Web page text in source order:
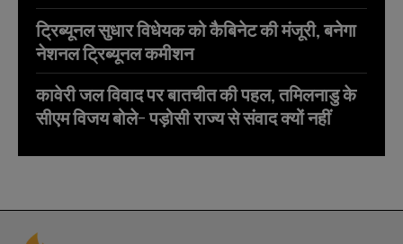
ट्रिब्यूनल सुधार विधेयक को कैबिनेट की मंजूरी, बनेगा
नेशनल ट्रिब्यूनल कमीशन
कावेरी जल विवाद पर बातचीत की पहल, तमिलनाडु के
सीएम विजय बोले- पड़ोसी राज्य से संवाद क्यों नहीं